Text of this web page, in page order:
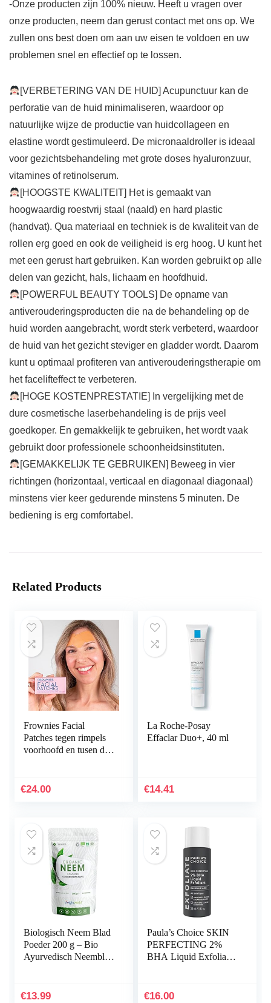
-Onze producten zijn 100% nieuw. Heeft u vragen over
onze producten, neem dan gerust contact met ons op. We
zullen ons best doen om aan uw eisen te voldoen en uw
problemen snel en effectief op te lossen.
[VERBETERING VAN DE HUID] Acupunctuur kan de
perforatie van de huid minimaliseren, waardoor op
natuurlijke wijze de productie van huidcollageen en
elastine wordt gestimuleerd. De micronaaldroller is ideaal
voor gezichtsbehandeling met grote doses hyaluronzuur,
vitamines of retinolserum.
[HOOGSTE KWALITEIT] Het is gemaakt van
hoogwaardig roestvrij staal (naald) en hard plastic
(handvat). Qua materiaal en techniek is de kwaliteit van de
rollen erg goed en ook de veiligheid is erg hoog. U kunt het
met een gerust hart gebruiken. Kan worden gebruikt op alle
delen van gezicht, hals, lichaam en hoofdhuid.
[POWERFUL BEAUTY TOOLS] De opname van
antiverouderingsproducten die na de behandeling op de
huid worden aangebracht, wordt sterk verbeterd, waardoor
de huid van het gezicht steviger en gladder wordt. Daarom
kunt u optimaal profiteren van antiverouderingstherapie om
het facelifteffect te verbeteren.
[HOGE KOSTENPRESTATIE] In vergelijking met de
dure cosmetische laserbehandeling is de prijs veel
goedkoper. En gemakkelijk te gebruiken, het wordt vaak
gebruikt door professionele schoonheidsinstituten.
[GEMAKKELIJK TE GEBRUIKEN] Beweeg in vier
richtingen (horizontaal, verticaal en diagonaal diagonaal)
minstens vier keer gedurende minstens 5 minuten. De
bediening is erg comfortabel.
Related Products
Frownies Facial
Patches tegen rimpels
voorhoofd en tusen de
€24.00
La Roche-Posay
Effaclar Duo+, 40 ml
€14.41
Biologisch Neem Blad
Poeder 200 g – Bio
Ayurvedisch Neemblad
vegan en…
€13.99
Paula’s Choice SKIN
PERFECTING 2%
BHA Liquid Exfoliant
Puistjes, Grove…
€16.00